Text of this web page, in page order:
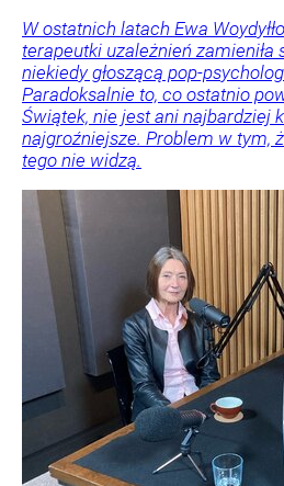
W ostatnich latach Ewa
terapeutki uzależnień zamieniła
niekiedy głoszącą pop-
Paradoksalnie to, co ostatnio
Świątek, nie jest ani najbardziej
najgroźniejsze. Problem w tym,
tego nie widzą.